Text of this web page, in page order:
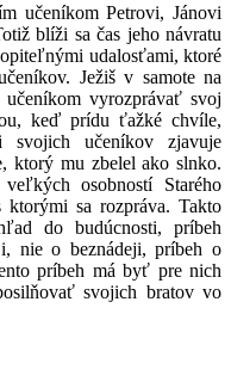
učeníkom Petrovi, Jánovi
blíži sa čas jeho návratu
udalosťami, ktoré
Ježiš v samote na
vyrozprávať svoj
keď prídu ťažké chvíle,
učeníkov zjavuje
ktorý mu zbelel ako slnko.
osobností Starého
ktorými sa rozpráva. Takto
do budúcnosti, príbeh
nie o beznádeji, príbeh o
príbeh má byť pre nich
svojich bratov vo